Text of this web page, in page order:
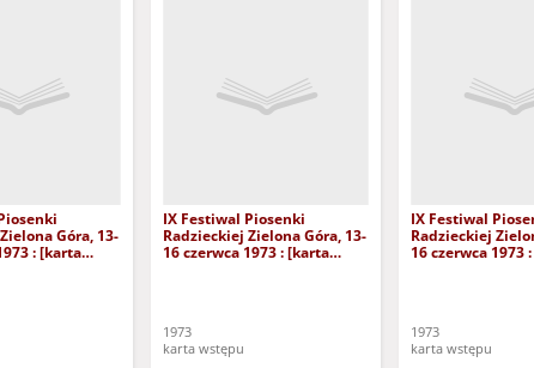
Góra, 13-
: [karta
IX Festiwal Piosenki
Radzieckiej Zielona Góra, 13-
16 czerwca 1973 : [karta
1973
karta wstępu
IX Festiwal
Radzieckiej
16 czerwca 1973
1973
karta wstępu